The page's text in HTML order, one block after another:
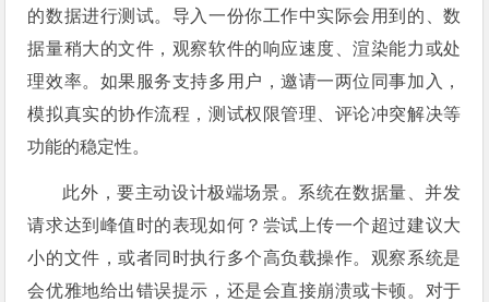
的数据进行测试。导入一份你工作中实际会用到的、数
据量稍大的文件，观察软件的响应速度、渲染能力或处
理效率。如果服务支持多用户，邀请一两位同事加入，
模拟真实的协作流程，测试权限管理、评论冲突解决等
功能的稳定性。
此外，要主动设计极端场景。系统在数据量、并发
请求达到峰值时的表现如何？尝试上传一个超过建议大
小的文件，或者同时执行多个高负载操作。观察系统是
会优雅地给出错误提示，还是会直接崩溃或卡顿。对于